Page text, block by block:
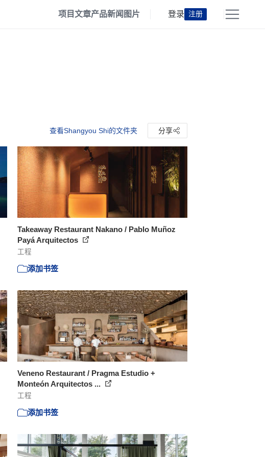
项目文章产品新闻 图片 登录 注册
查看Shangyou Shi的文件夹 分享
Takeaway Restaurant Nakano / Pablo Muñoz
Payá Arquitectos
工程
添加书签
Veneno Restaurant / Pragma Estudio +
Monteón Arquitectos ...
工程
添加书签